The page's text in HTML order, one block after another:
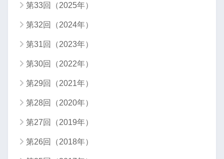
第33回（2025年）
第32回（2024年）
第31回（2023年）
第30回（2022年）
第29回（2021年）
第28回（2020年）
第27回（2019年）
第26回（2018年）